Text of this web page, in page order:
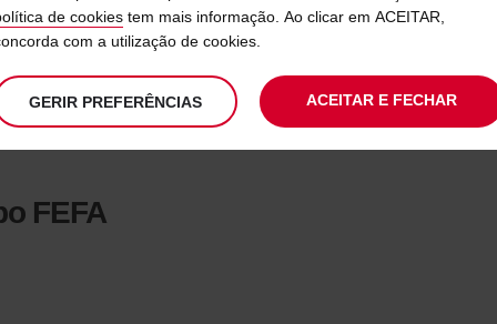
NOVA EDIÇÃO DO
FEFA
de cookies tem mais informação. Ao clicar em ACEITAR,
com a utilização de cookies.
GERIR PREFERÊNCIAS ACEITAR E FECHAR